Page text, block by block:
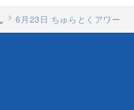
6月23日 ちゅらとくアワード